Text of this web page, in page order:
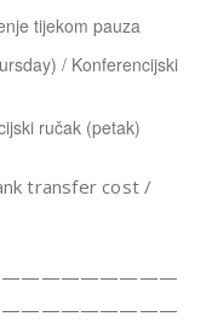
tijekom pauza
/ Konferencijski
ručak (petak)
transfer cost /